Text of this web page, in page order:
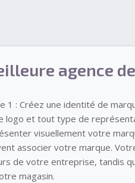
agence
1 : Créez une identité de
logo et tout type de
visuellement votre
associer votre marque.
de votre entreprise, tandis
magasin.